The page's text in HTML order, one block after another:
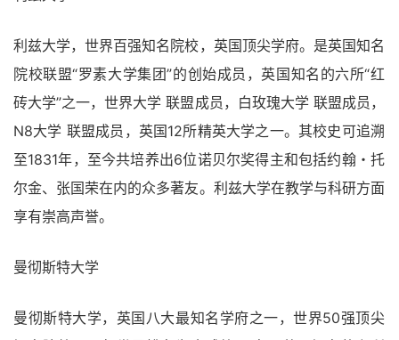
利兹大学，世界百强知名院校，英国顶尖学府。是英国知名
院校联盟“罗素大学集团”的创始成员，英国知名的六所“红
砖大学”之一，世界大学 联盟成员，白玫瑰大学 联盟成员，
N8大学 联盟成员，英国12所精英大学之一。其校史可追溯
至1831年，至今共培养出6位诺贝尔奖得主和包括约翰・托
尔金、张国荣在内的众多著友。利兹大学在教学与科研方面
享有崇高声誉。
曼彻斯特大学
曼彻斯特大学，英国八大最知名学府之一，世界50强顶尖